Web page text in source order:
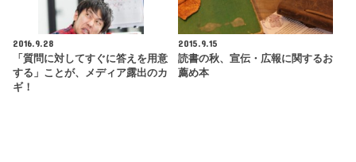
2016.9.28
「質問に対してすぐに答えを用意
する」ことが、メディア露出のカ
ギ！
2015.9.15
読書の秋、宣伝・広報に関するお
薦め本